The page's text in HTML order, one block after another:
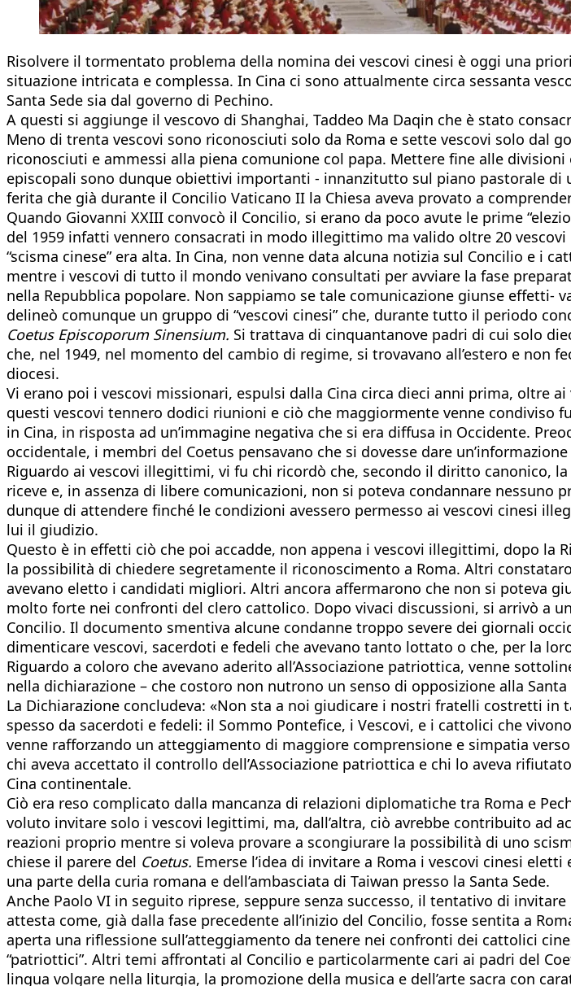
Risolvere il tormentato problema della nomina dei vescovi cinesi è oggi una
situazione intricata e complessa. In Cina ci sono attualmente circa sessanta
Santa Sede sia dal governo di Pechino.
A questi si aggiunge il vescovo di Shanghai, Taddeo Ma Daqin che è stato
Meno di trenta vescovi sono riconosciuti solo da Roma e sette vescovi solo dal
riconosciuti e ammessi alla piena comunione col papa. Mettere fine alle
episcopali sono dunque obiettivi importanti - innanzitutto sul piano pastorale di
ferita che già durante il Concilio Vaticano II la Chiesa aveva provato a
Quando Giovanni XXIII convocò il Concilio, si erano da poco avute le prime
del 1959 infatti vennero consacrati in modo illegittimo ma valido oltre 20
“scisma cinese” era alta. In Cina, non venne data alcuna notizia sul Concilio e i
mentre i vescovi di tutto il mondo venivano consultati per avviare la fase
nella Repubblica popolare. Non sappiamo se tale comunicazione giunse effetti-
delineò comunque un gruppo di “vescovi cinesi” che, durante tutto il periodo
Coetus Episcoporum Sinensium. Si trattava di cinquantanove padri di cui solo
che, nel 1949, nel momento del cambio di regime, si trovavano all’estero e
diocesi.
Vi erano poi i vescovi missionari, espulsi dalla Cina circa dieci anni prima, oltre
questi vescovi tennero dodici riunioni e ciò che maggiormente venne condiviso
in Cina, in risposta ad un’immagine negativa che si era diffusa in Occidente.
occidentale, i membri del Coetus pensavano che si dovesse dare
Riguardo ai vescovi illegittimi, vi fu chi ricordò che, secondo il diritto canonico,
riceve e, in assenza di libere comunicazioni, non si poteva condannare
dunque di attendere finché le condizioni avessero permesso ai vescovi cinesi
lui il giudizio.
Questo è in effetti ciò che poi accadde, non appena i vescovi illegittimi, dopo la
la possibilità di chiedere segretamente il riconoscimento a Roma. Altri
avevano eletto i candidati migliori. Altri ancora affermarono che non si poteva
molto forte nei confronti del clero cattolico. Dopo vivaci discussioni, si arrivò a
Concilio. Il documento smentiva alcune condanne troppo severe dei giornali
dimenticare vescovi, sacerdoti e fedeli che avevano tanto lottato o che, per la
Riguardo a coloro che avevano aderito all’Associazione patriottica, venne
nella dichiarazione – che costoro non nutrono un senso di opposizione alla Santa
La Dichiarazione concludeva: «Non sta a noi giudicare i nostri fratelli costretti
spesso da sacerdoti e fedeli: il Sommo Pontefice, i Vescovi, e i cattolici che
venne rafforzando un atteggiamento di maggiore comprensione e simpatia
chi aveva accettato il controllo dell’Associazione patriottica e chi lo aveva
Cina continentale.
Ciò era reso complicato dalla mancanza di relazioni diplomatiche tra Roma e
voluto invitare solo i vescovi legittimi, ma, dall’altra, ciò avrebbe contribuito ad
reazioni proprio mentre si voleva provare a scongiurare la possibilità di uno
chiese il parere del Coetus. Emerse l’idea di invitare a Roma i vescovi cinesi
una parte della curia romana e dell’ambasciata di Taiwan presso la Santa Sede.
Anche Paolo VI in seguito riprese, seppure senza successo, il tentativo di
attesta come, già dalla fase precedente all’inizio del Concilio, fosse sentita a
aperta una riflessione sull’atteggiamento da tenere nei confronti dei cattolici
“patriottici”. Altri temi affrontati al Concilio e particolarmente cari ai padri del
lingua volgare nella liturgia, la promozione della musica e dell’arte sacra con